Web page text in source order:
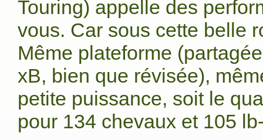
Touring) appelle des
vous. Car sous cette belle
Même plateforme
xB, bien que révisée),
petite puissance, soit le
pour 134 chevaux et 105